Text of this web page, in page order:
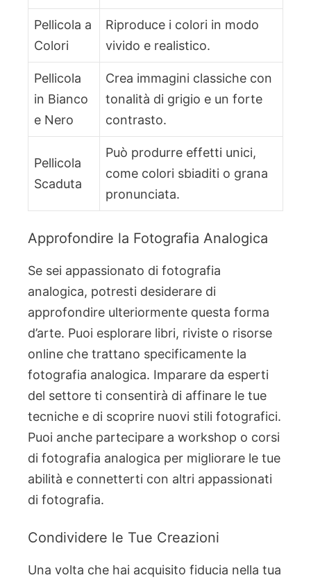
Pellicola a
Colori
Riproduce i colori in modo
vivido e realistico.
Pellicola
in Bianco
e Nero
Crea immagini classiche con
tonalità di grigio e un forte
contrasto.
Pellicola
Scaduta
Può produrre effetti unici,
come colori sbiaditi o grana
pronunciata.
Approfondire la Fotografia Analogica
Se sei appassionato di fotografia
analogica, potresti desiderare di
approfondire ulteriormente questa forma
d’arte. Puoi esplorare libri, riviste o risorse
online che trattano specificamente la
fotografia analogica. Imparare da esperti
del settore ti consentirà di affinare le tue
tecniche e di scoprire nuovi stili fotografici.
Puoi anche partecipare a workshop o corsi
di fotografia analogica per migliorare le tue
abilità e connetterti con altri appassionati
di fotografia.
Condividere le Tue Creazioni
Una volta che hai acquisito fiducia nella tua